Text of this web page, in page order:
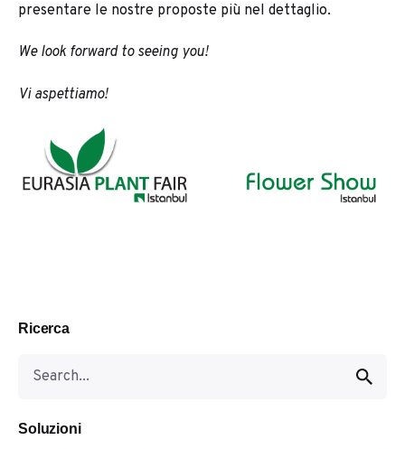
presentare le nostre proposte più nel dettaglio.
We look forward to seeing you!
Vi aspettiamo!
Ricerca
r
Soluzioni